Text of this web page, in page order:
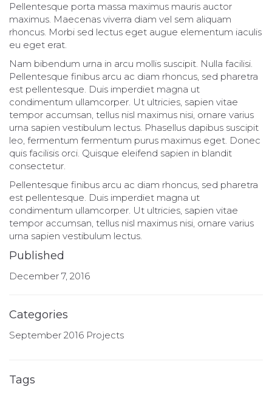
Pellentesque porta massa maximus mauris auctor
maximus. Maecenas viverra diam vel sem aliquam
rhoncus. Morbi sed lectus eget augue elementum iaculis
eu eget erat.
Nam bibendum urna in arcu mollis suscipit. Nulla facilisi.
Pellentesque finibus arcu ac diam rhoncus, sed pharetra
est pellentesque. Duis imperdiet magna ut
condimentum ullamcorper. Ut ultricies, sapien vitae
tempor accumsan, tellus nisl maximus nisi, ornare varius
urna sapien vestibulum lectus. Phasellus dapibus suscipit
leo, fermentum fermentum purus maximus eget. Donec
quis facilisis orci. Quisque eleifend sapien in blandit
consectetur.
Pellentesque finibus arcu ac diam rhoncus, sed pharetra
est pellentesque. Duis imperdiet magna ut
condimentum ullamcorper. Ut ultricies, sapien vitae
tempor accumsan, tellus nisl maximus nisi, ornare varius
urna sapien vestibulum lectus.
Published
December 7, 2016
Categories
September 2016 Projects
Tags